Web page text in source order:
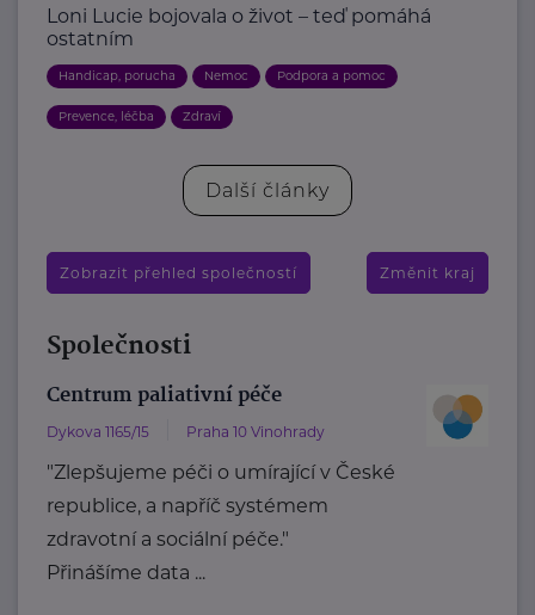
Loni Lucie bojovala o život – teď pomáhá
ostatním
Handicap, porucha Nemoc Podpora a pomoc
Prevence, léčba Zdraví
Další články
Zobrazit přehled společností Změnit kraj
Společnosti
Centrum paliativní péče
Dykova 1165/15 Praha 10 Vinohrady
"Zlepšujeme péči o umírající v České
republice, a napříč systémem
zdravotní a sociální péče."
Přinášíme data ...